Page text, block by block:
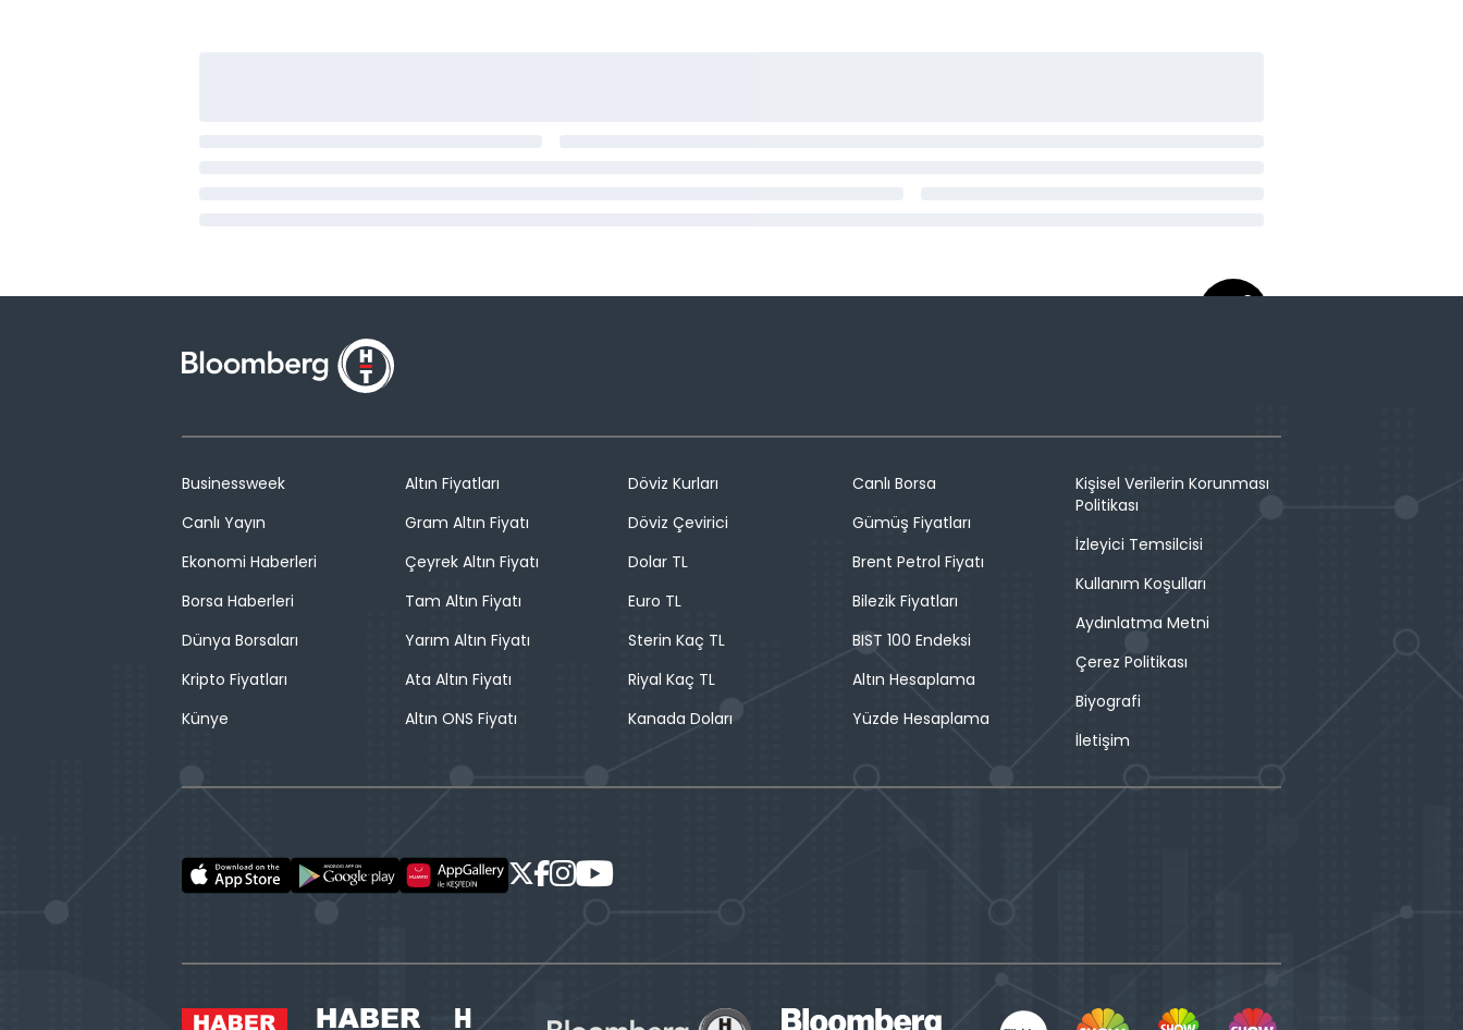
Businessweek
Canlı Yayın
Ekonomi Haberleri
Borsa Haberleri
Dünya Borsaları
Kripto Fiyatları
Künye
Altın Fiyatları
Gram Altın Fiyatı
Çeyrek Altın Fiyatı
Tam Altın Fiyatı
Yarım Altın Fiyatı
Ata Altın Fiyatı
Altın ONS Fiyatı
Döviz Kurları
Döviz Çevirici
Dolar TL
Euro TL
Sterin Kaç TL
Riyal Kaç TL
Kanada Doları
Canlı Borsa
Gümüş Fiyatları
Brent Petrol Fiyatı
Bilezik Fiyatları
BIST 100 Endeksi
Altın Hesaplama
Yüzde Hesaplama
Kişisel Verilerin Korunması
Politikası
İzleyici Temsilcisi
Kullanım Koşulları
Aydınlatma Metni
Çerez Politikası
Biyografi
İletişim